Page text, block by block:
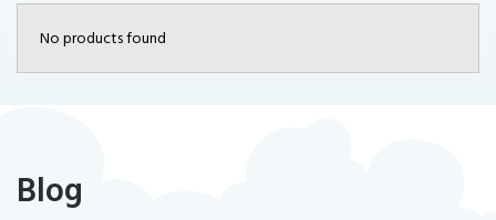
No products found
Blog